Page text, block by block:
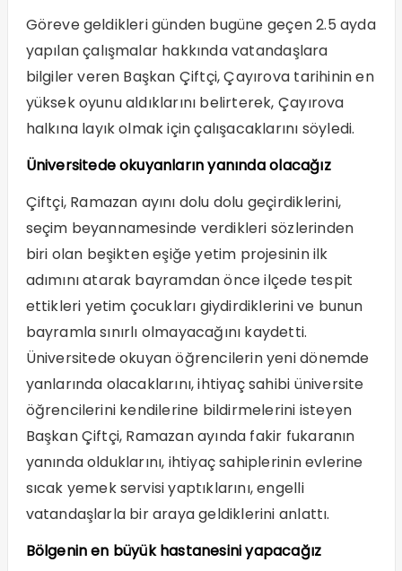
Göreve geldikleri günden bugüne geçen 2.5 ayda
yapılan çalışmalar hakkında vatandaşlara
bilgiler veren Başkan Çiftçi, Çayırova tarihinin en
yüksek oyunu aldıklarını belirterek, Çayırova
halkına layık olmak için çalışacaklarını söyledi.
Üniversitede okuyanların yanında olacağız
Çiftçi, Ramazan ayını dolu dolu geçirdiklerini,
seçim beyannamesinde verdikleri sözlerinden
biri olan beşikten eşiğe yetim projesinin ilk
adımını atarak bayramdan önce ilçede tespit
ettikleri yetim çocukları giydirdiklerini ve bunun
bayramla sınırlı olmayacağını kaydetti.
Üniversitede okuyan öğrencilerin yeni dönemde
yanlarında olacaklarını, ihtiyaç sahibi üniversite
öğrencilerini kendilerine bildirmelerini isteyen
Başkan Çiftçi, Ramazan ayında fakir fukaranın
yanında olduklarını, ihtiyaç sahiplerinin evlerine
sıcak yemek servisi yaptıklarını, engelli
vatandaşlarla bir araya geldiklerini anlattı.
Bölgenin en büyük hastanesini yapacağız